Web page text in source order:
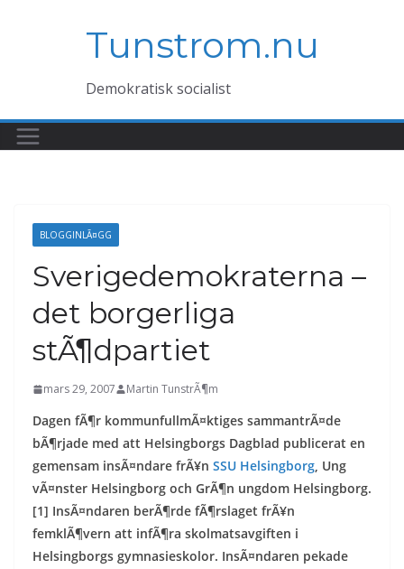
Tunstrom.nu
Demokratisk socialist
BLOGGINLÃ¤GG
Sverigedemokraterna –
det borgerliga
stÃ¶dpartiet
mars 29, 2007 Martin TunstrÃ¶m
Dagen fÃ¶r kommunfullmÃ¤ktiges sammantrÃ¤de
bÃ¶rjade med att Helsingborgs Dagblad publicerat en
gemensam insÃ¤ndare frÃ¥n SSU Helsingborg, Ung
vÃ¤nster Helsingborg och GrÃ¶n ungdom Helsingborg.
[1] InsÃ¤ndaren berÃ¶rde fÃ¶rslaget frÃ¥n
femklÃ¶vern att infÃ¶ra skolmatsavgiften i
Helsingborgs gymnasieskolor. InsÃ¤ndaren pekade